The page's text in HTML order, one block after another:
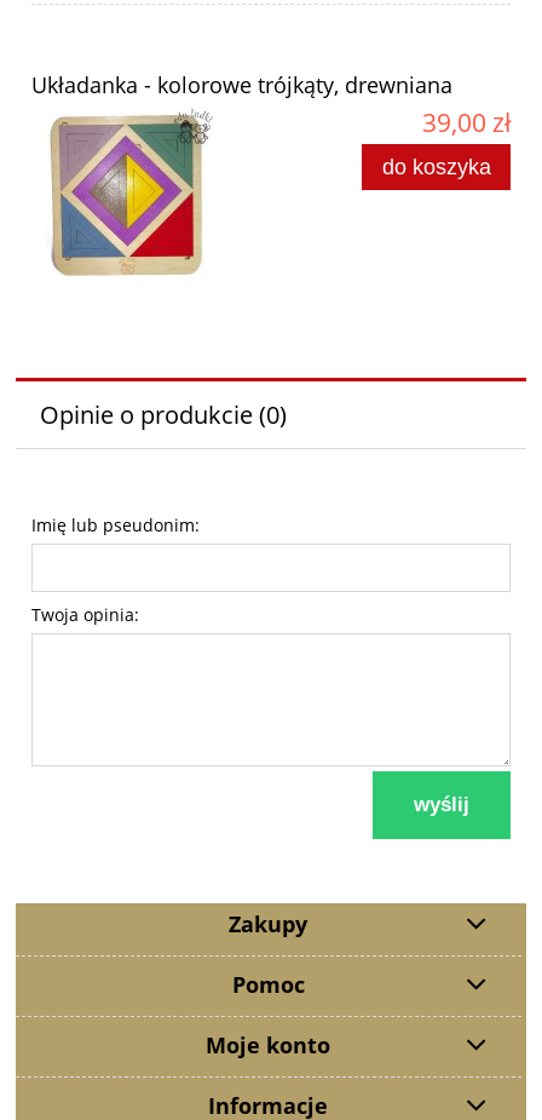
Układanka - kolorowe trójkąty, drewniana
39,00 zł
do koszyka
Opinie o produkcie (0)
Imię lub pseudonim:
Twoja opinia:
wyślij
Zakupy
Pomoc
Moje konto
Informacje